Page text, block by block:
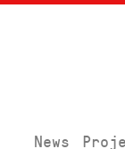
News